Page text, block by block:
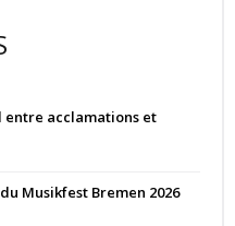
entre acclamations et
Musikfest Bremen 2026